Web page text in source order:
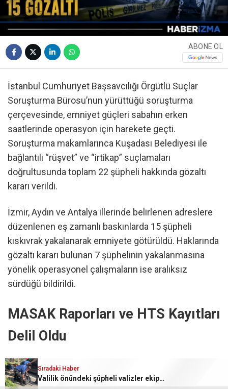
ABONE OL
İstanbul Cumhuriyet Başsavcılığı Örgütlü Suçlar
Soruşturma Bürosu’nun yürüttüğü soruşturma
çerçevesinde, emniyet güçleri sabahın erken
saatlerinde operasyon için harekete geçti.
Soruşturma makamlarınca Kuşadası Belediyesi ile
bağlantılı “rüşvet” ve “irtikap” suçlamaları
doğrultusunda toplam 22 şüpheli hakkında gözaltı
kararı verildi.
İzmir, Aydın ve Antalya illerinde belirlenen adreslere
düzenlenen eş zamanlı baskınlarda 15 şüpheli
kıskıvrak yakalanarak emniyete götürüldü. Haklarında
gözaltı kararı bulunan 7 şüphelinin yakalanmasına
yönelik operasyonel çalışmaların ise aralıksız
sürdüğü bildirildi.
MASAK Raporları ve HTS Kayıtları
Delil Oldu
Başsavcılık tarafından konuya ilişkin yapılan resmi
açıklamada, soruşturma dosyasındaki delillere dikkat
Sıradaki Haber
Valilik önündeki şüpheli valizler ekipleri alarma geçirdi..